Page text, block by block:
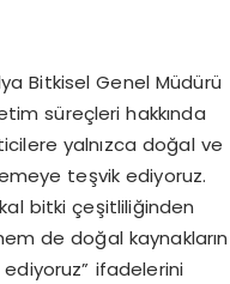
Bitkisel Genel Müdürü
süreçleri hakkında
yalnızca doğal ve
teşvik ediyoruz.
bitki çeşitliliğinden
de doğal kaynakların
ifadelerini